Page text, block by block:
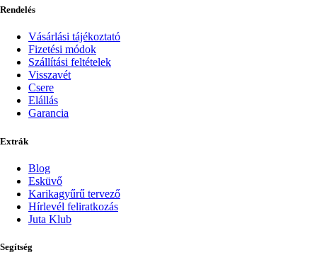
Rendelés
Vásárlási tájékoztató
Fizetési módok
Szállítási feltételek
Visszavét
Csere
Elállás
Garancia
Extrák
Blog
Esküvő
Karikagyűrű tervező
Hírlevél feliratkozás
Juta Klub
Segítség